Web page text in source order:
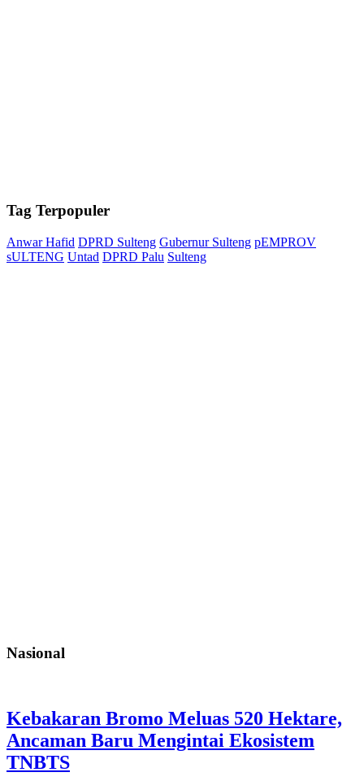
Tag Terpopuler
Anwar Hafid DPRD Sulteng Gubernur Sulteng pEMPROV
sULTENG Untad DPRD Palu Sulteng
Nasional
Kebakaran Bromo Meluas 520 Hektare,
Ancaman Baru Mengintai Ekosistem
TNBTS